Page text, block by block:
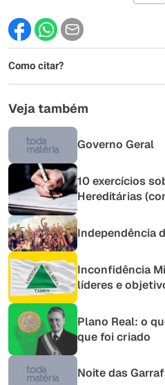
Este conteúdo contém
Este conteúdo não tem a
Como citar?
Veja também
Governo Geral
10 exercícios
Hereditárias
Independência
Inconfidência
líderes e
Plano Real: o
que foi criado
Noite das